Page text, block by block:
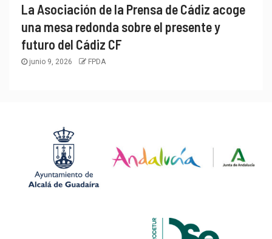
La Asociación de la Prensa de Cádiz acoge
una mesa redonda sobre el presente y
futuro del Cádiz CF
junio 9, 2026 FPDA